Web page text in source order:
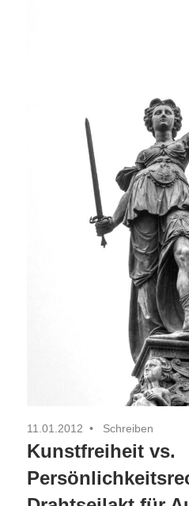
11.01.2012 Schreiben
Kunstfreiheit vs.